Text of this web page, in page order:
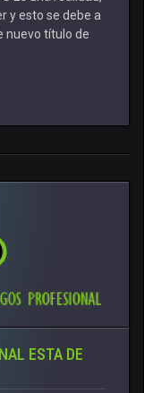
y esto se debe a
nuevo título de
ESTA DE